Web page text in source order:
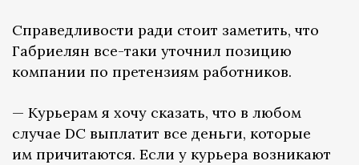
Справедливости ради стоит заметить, что
Габриелян все-таки уточнил позицию
компании по претензиям работников.
— Курьерам я хочу сказать, что в любом
случае DC выплатит все деньги, которые
им причитаются. Если у курьера возникают